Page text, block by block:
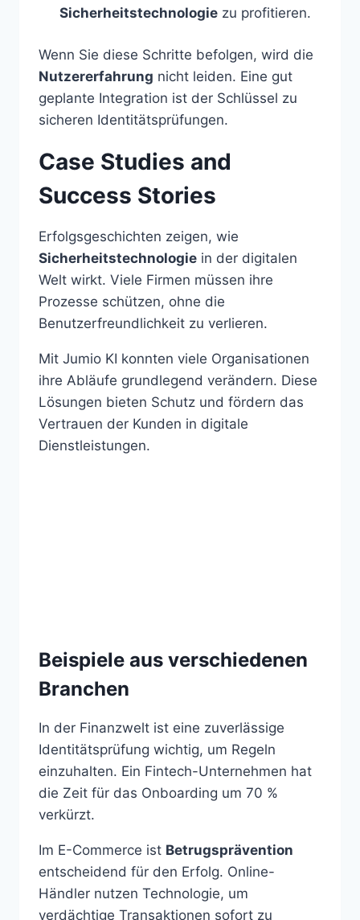
Sicherheitstechnologiezu profitieren.
Wenn Sie diese Schritte befolgen, wird die
Nutzererfahrung nicht leiden. Eine gut
geplante Integration ist der Schlüssel zu
sicheren Identitätsprüfungen.
Case Studies and
Success Stories
Erfolgsgeschichten zeigen, wie
Sicherheitstechnologie in der digitalen
Welt wirkt. Viele Firmen müssen ihre
Prozesse schützen, ohne die
Benutzerfreundlichkeit zu verlieren.
Mit Jumio KI konnten viele Organisationen
ihre Abläufe grundlegend verändern. Diese
Lösungen bieten Schutz und fördern das
Vertrauen der Kunden in digitale
Dienstleistungen.
Beispiele aus verschiedenen
Branchen
In der Finanzwelt ist eine zuverlässige
Identitätsprüfung wichtig, um Regeln
einzuhalten. Ein Fintech-Unternehmen hat
die Zeit für das Onboarding um 70 %
verkürzt.
Im E-Commerce ist Betrugsprävention
entscheidend für den Erfolg. Online-
Händler nutzen Technologie, um
verdächtige Transaktionen sofort zu